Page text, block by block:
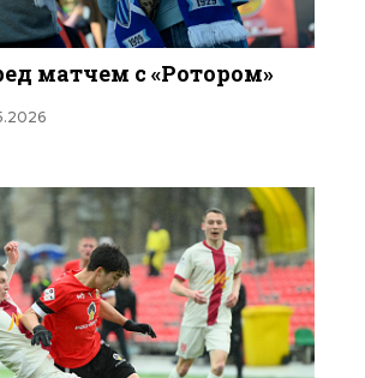
матчем с «Ротором»